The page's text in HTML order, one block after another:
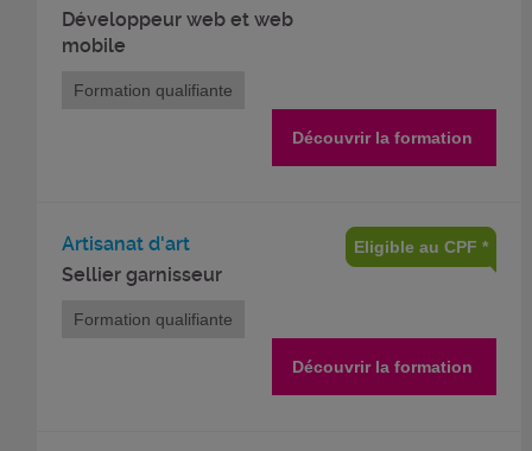
Développeur web et web
mobile
Formation qualifiante
Découvrir la formation
Artisanat d'art
Sellier garnisseur
Eligible au CPF *
Formation qualifiante
Découvrir la formation